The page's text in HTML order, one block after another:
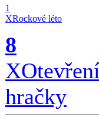
1
XRockové léto
8
X
hračky